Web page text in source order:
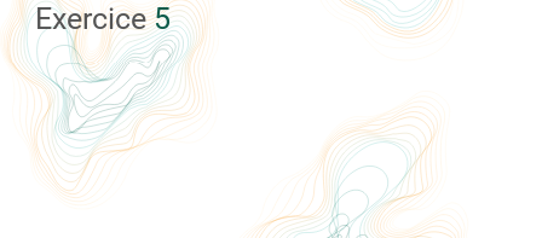
Exercice 5